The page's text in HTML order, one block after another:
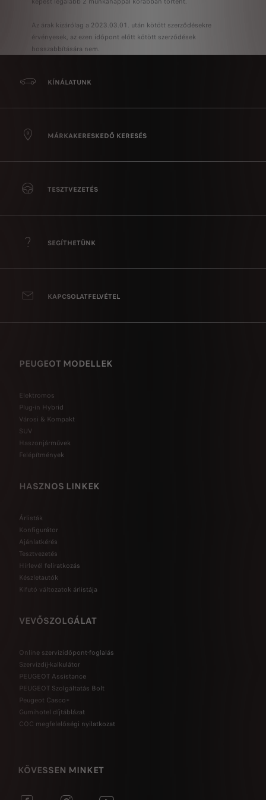
Az árak kizárólag a 2023.03.01. után kötött szerződésekre
érvényesek, az ezen időpont előtt kötött szerződések
hosszabbítására nem.
KÍNÁLATUNK
MÁRKAKERESKEDŐ KERESÉS
TESZTVEZETÉS
SEGÍTHETÜNK
KAPCSOLATFELVÉTEL
PEUGEOT MODELLEK
Elektromos
Plug-in Hybrid
Városi & Kompakt
SUV
Haszonjárművek
Felépítmények
HASZNOS LINKEK
Árlisták
Konfigurátor
Ajánlatkérés
Tesztvezetés
Hírlevél feliratkozás
Készletautók
Kifutó változatok árlistája
VEVŐSZOLGÁLAT
Online szervizidőpont-foglalás
Szervizdíj-kalkulátor
PEUGEOT Assistance
PEUGEOT Szolgáltatás Bolt
Peugeot Casco+
Gumihotel díjtáblázat
COC megfelelőségi nyilatkozat
KÖVESSEN MINKET